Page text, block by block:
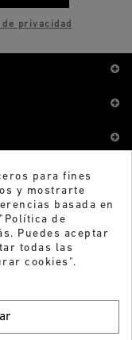
privacidad
para fines
y mostrarte
basada en
de
Puedes aceptar
todas las
cookies".